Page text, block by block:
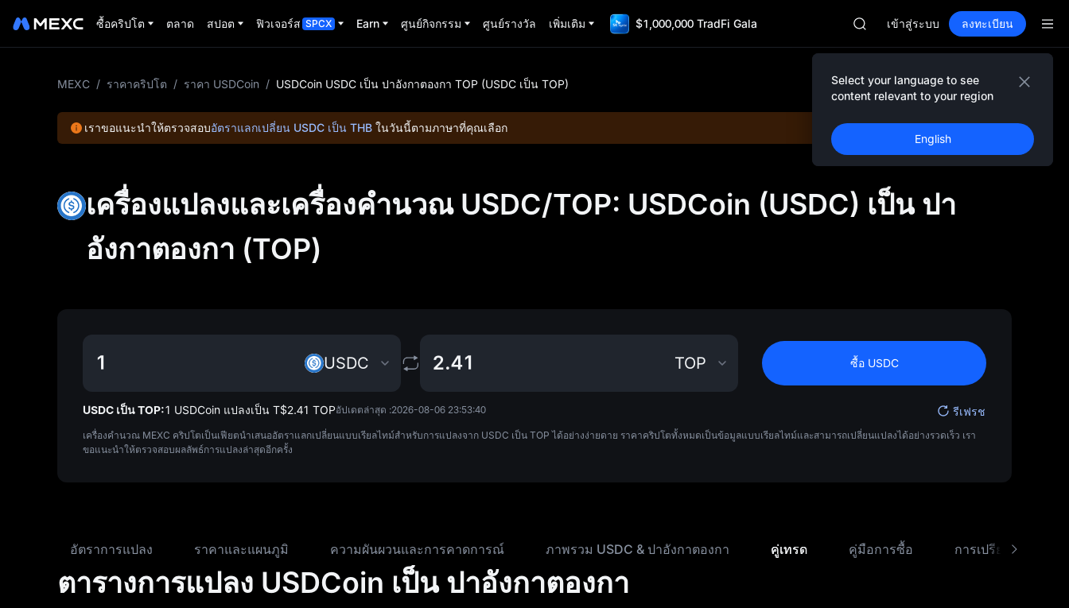
ซื้อคริปโต ตลาด สปอต ฟิวเจอร์ส SPCX Earn ศูนย์กิจกรรม ศูนย์รางวัล เพิ่มเติม $1,000,000 TradFi Gala
CASHCAT
ฟิวเจอร์สยูนิตรีเปิดให้เทรดแล้ว
GOLD(XAU)
UNITREE
เข้าสู่ระบบ ลงทะเบียน
Select your language to see
content relevant to your region
English
MEXC / ราคาคริปโต / ราคา USDCoin / USDCoin USDC เป็น ปาอังกาตองกา TOP (USDC เป็น TOP)
เราขอแนะนำให้ตรวจสอบอัตราแลกเปลี่ยน USDC เป็น THB ในวันนี้ตามภาษาที่คุณเลือก
เครื่องแปลงและเครื่องคำนวณ USDC/TOP: USDCoin (USDC) เป็น ปา
อังกาตองกา (TOP)
USDC TOP ซื้อ USDC
USDC เป็น TOP:1 USDCoin แปลงเป็น T$‎2.41 TOPอัปเดตล่าสุด :2026-08-06 23:53:40 รีเฟรช
เครื่องคำนวณ MEXC คริปโตเป็นเฟียตนำเสนออัตราแลกเปลี่ยนแบบเรียลไทม์สำหรับการแปลงจาก USDC เป็น TOP ได้อย่างง่ายดาย ราคาคริปโตทั้งหมดเป็นข้อมูลแบบเรียลไทม์และสามารถเปลี่ยนแปลงได้อย่างรวดเร็ว เรา
ขอแนะนำให้ตรวจสอบผลลัพธ์การแปลงล่าสุดอีกครั้ง
อัตราการแปลง ราคาและแผนภูมิ ความผันผวนและการคาดการณ์ ภาพรวม USDC & ปาอังกาตองกา คู่เทรด คู่มือการซื้อ การเปรียบเทียบอัตร
ตารางการแปลง USDCoin เป็น ปาอังกาตองกา